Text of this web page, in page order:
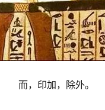
而，印加，除外。